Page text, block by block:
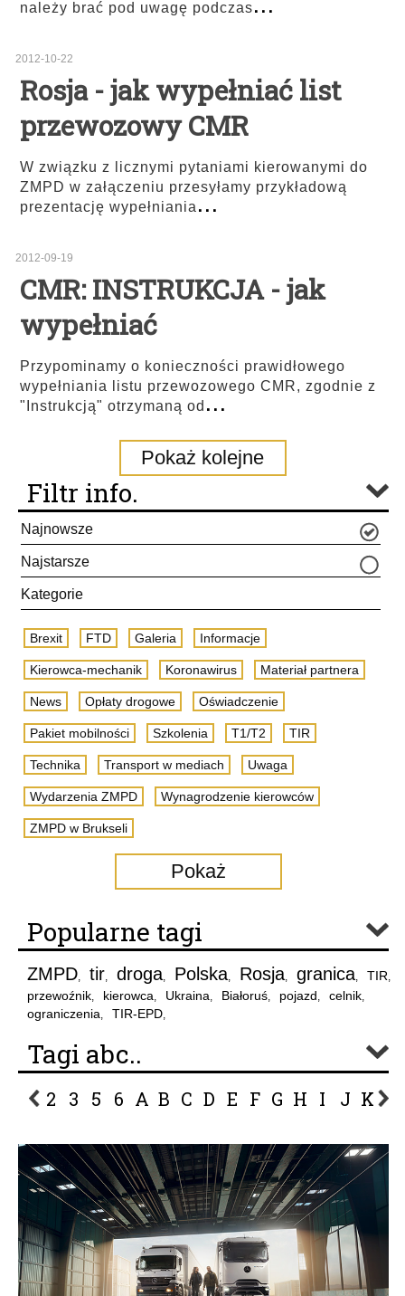
należy brać pod uwagę podczas
2012-10-22
Rosja - jak wypełniać list
przewozowy CMR
W związku z licznymi pytaniami kierowanymi do
ZMPD w załączeniu przesyłamy przykładową
prezentację wypełniania...
2012-09-19
CMR: INSTRUKCJA - jak
wypełniać
Przypominamy o konieczności prawidłowego
wypełniania listu przewozowego CMR, zgodnie z
"Instrukcją" otrzymaną od...
Pokaż kolejne
Filtr info.
Najnowsze
Najstarsze
Kategorie
Brexit FTD Galeria Informacje
Kierowca-mechanik Koronawirus Materiał partnera
News Opłaty drogowe Oświadczenie
Pakiet mobilności Szkolenia T1/T2 TIR
Technika Transport w mediach Uwaga
Wydarzenia ZMPD Wynagrodzenie kierowców
ZMPD w Brukseli
Pokaż
Popularne tagi
ZMPD, tir, droga, Polska, Rosja, granica, TIR,
przewoźnik, kierowca, Ukraina, Białoruś, pojazd, celnik,
ograniczenia, TIR-EPD,
Tagi abc..
2 3 5 6 A B C D E F G H I J K L